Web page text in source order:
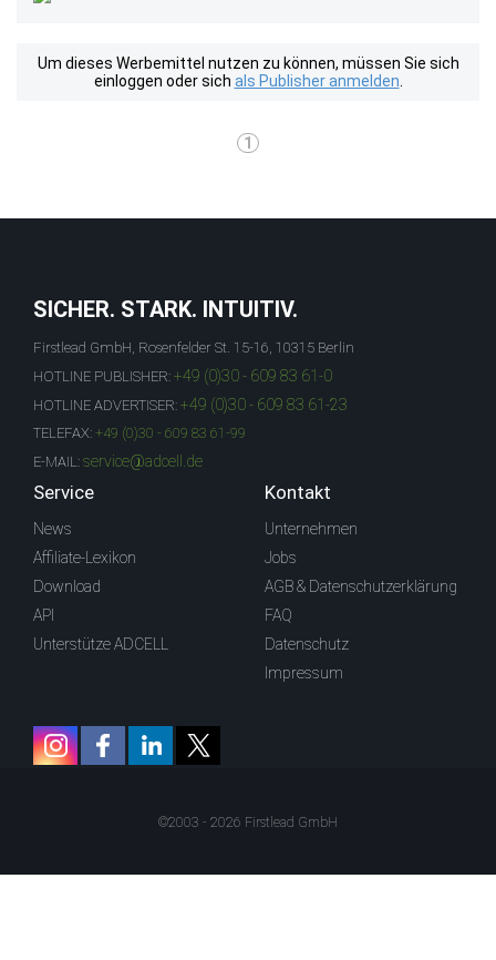
Um dieses Werbemittel nutzen zu können, müssen Sie sich
einloggen oder sich als Publisher anmelden
1
SICHER. STARK. INTUITIV.
Firstlead GmbH, Rosenfelder St. 15-16, 10315 Berlin
HOTLINE PUBLISHER: +49 (0)30 - 609 83 61-0
HOTLINE ADVERTISER: +49 (0)30 - 609 83 61-23
TELEFAX: +49 (0)30 - 609 83 61-99
E-MAIL: service@adcell.de
Service
News
Affiliate-Lexikon
Download
API
Unterstütze ADCELL
Kontakt
Unternehmen
Jobs
AGB & Datenschutzerklärung
FAQ
Datenschutz
Impressum
©2003 - 2026 Firstlead GmbH